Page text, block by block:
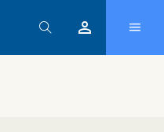
person